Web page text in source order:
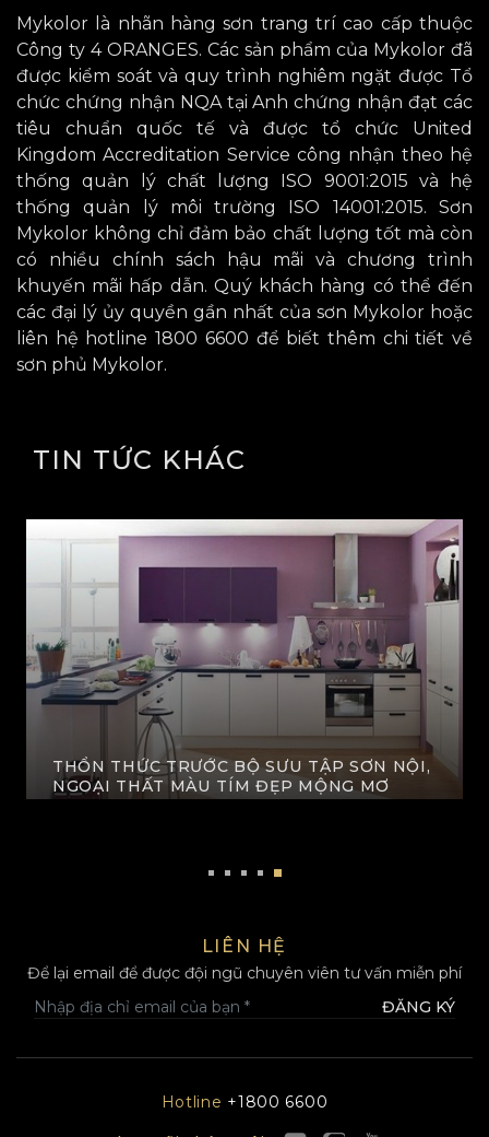
Mykolor là nhãn hàng sơn trang trí cao cấp thuộc
Công ty 4 ORANGES. Các sản phẩm của Mykolor đã
được kiểm soát và quy trình nghiêm ngặtđược Tổ
chức chứng nhận NQA tại Anh chứng nhận đạt các
tiêu chuẩn quốc tế và được tổ chức United
Kingdom Accreditation Service công nhận theo hệ
thống quản lý chất lượng ISO 9001:2015 và hệ
thống quản lý môi trường ISO 14001:2015. Sơn
Mykolor không chỉ đảm bảo chất lượng tốt mà còn
có nhiều chính sách hậu mãi và chương trình
khuyến mãi hấp dẫn. Quý khách hàng có thể đến
các đại lý ủy quyền gần nhất của sơn Mykolor hoặc
liên hệ hotline 1800 6600 để biết thêm chi tiết về
sơn phủ Mykolor.
TIN TỨC KHÁC
THỔN THỨC TRƯỚC BỘ SƯU TẬP SƠN NỘI,
NGOẠI THẤT MÀU TÍM ĐẸP MỘNG MƠ
LIÊN HỆ
Để lại email để được đội ngũ chuyên viên tư vấn miễn phí
ĐĂNG KÝ
Hotline +1800 6600